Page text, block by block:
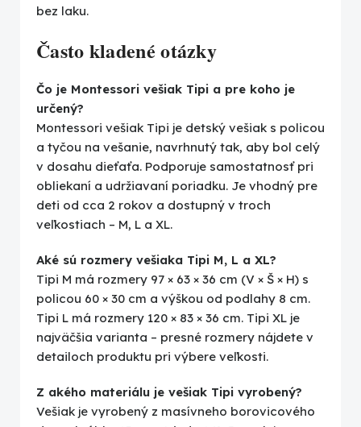
bez laku.
Často kladené otázky
Čo je Montessori vešiak Tipi a pre koho je
určený?
Montessori vešiak Tipi je detský vešiak s policou
a tyčou na vešanie, navrhnutý tak, aby bol celý
v dosahu dieťaťa. Podporuje samostatnosť pri
obliekaní a udržiavaní poriadku. Je vhodný pre
deti od cca 2 rokov a dostupný v troch
veľkostiach – M, L a XL.
Aké sú rozmery vešiaka Tipi M, L a XL?
Tipi M má rozmery 97 × 63 × 36 cm (V × Š × H) s
policou 60 × 30 cm a výškou od podlahy 8 cm.
Tipi L má rozmery 120 × 83 × 36 cm. Tipi XL je
najväčšia varianta – presné rozmery nájdete v
detailoch produktu pri výbere veľkosti.
Z akého materiálu je vešiak Tipi vyrobený?
Vešiak je vyrobený z masívneho borovicového